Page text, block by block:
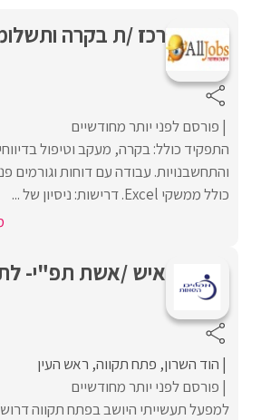
רכז /ת בקרה
פורסם לפני יותר מחודשיים
התפקיד כולל: בקרה, מעקב וטיפול
והתחשבנויות. עבודה עם דוחות וגורמים
כולל ממשקי Excel. דרישות: ניסיון של ...
איש /אשת תפ"י-
הוד השרון פתח תקווה ראש העין
פורסם לפני יותר מחודשיים
למפעל תעשייתי היושב בפתח תקווה